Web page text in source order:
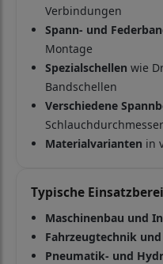
Verbindungen
Spann- und
Montage
Spezialschellen wie
Bandschellen
Verschiedene
Schlauchdurchmesser
Materialvarianten in
Typische
Maschinenbau und
Fahrzeugtechnik und
Pneumatik- und